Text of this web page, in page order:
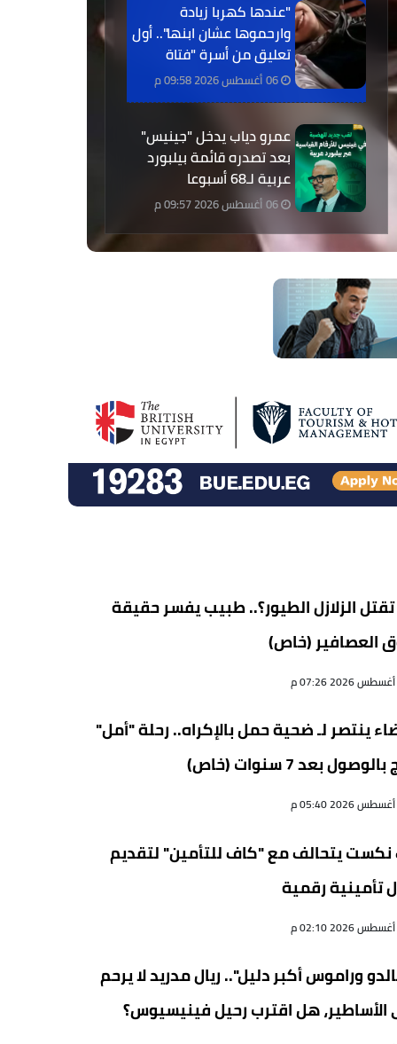
"عندها كهربا زيادة
وارحموها عشان ابنها".. أول
تعليق من أسرة "فتاة
الأوبر" (خاص)
06 أغسطس 2026 09:58 م
عمرو دياب يدخل "جينيس"
بعد تصدره قائمة بيلبورد
عربية لـ68 أسبوعا
06 أغسطس 2026 09:57 م
موعد عودة مجلس النواب
بعد فض دور الانعقاد
لسرقة أموال مدخري
الذهب في مصر
رد ناري من والد بيزيرا على
النيابة توجه تهمة تكدير
السلم العام لـ"فتاة الأوبر"
ضحايا وإصابات.. عبوة
ناسفة تستهدف حافلة
الزلازل الطيور؟.. طبيب يفسر حقيقة
العصافير (خاص)
ينتصر لـ ضحية حمل بالإكراه.. رحلة "أمل"
بعد 7 سنوات (خاص)
نكست يتحالف مع "كاف للتأمين" لتقديم
تأمينية رقمية
وراموس أكبر دليل".. ريال مدريد لا يرحم
هل اقترب رحيل فينيسيوس؟